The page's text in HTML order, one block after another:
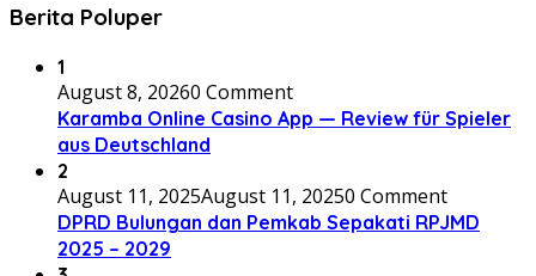
Berita Poluper
1
August 8, 20260 Comment
Karamba Online Casino App — Review für Spieler
aus Deutschland
2
August 11, 2025August 11, 20250 Comment
DPRD Bulungan dan Pemkab Sepakati RPJMD
2025 – 2029